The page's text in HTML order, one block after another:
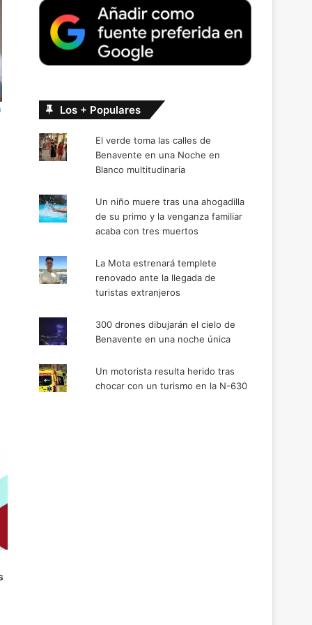
Los + Populares
El verde toma las calles de
Benavente en una Noche en
Blanco multitudinaria
Un niño muere tras una ahogadilla
de su primo y la venganza familiar
acaba con tres muertos
La Mota estrenará templete
renovado ante la llegada de
turistas extranjeros
300 drones dibujarán el cielo de
Benavente en una noche única
Un motorista resulta herido tras
chocar con un turismo en la N-630